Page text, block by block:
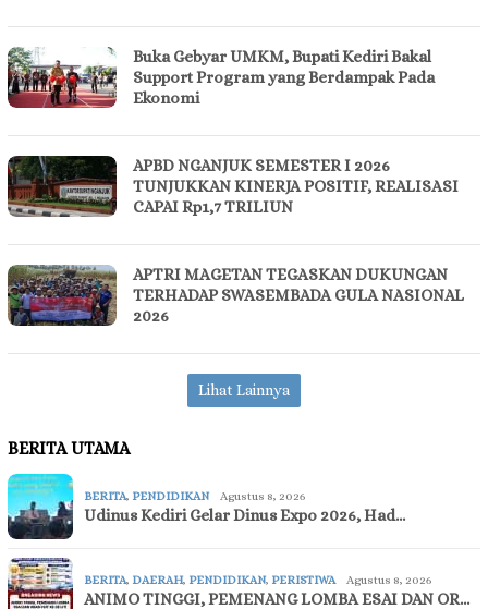
Buka Gebyar UMKM, Bupati Kediri Bakal
Support Program yang Berdampak Pada
Ekonomi
APBD NGANJUK SEMESTER I 2026
TUNJUKKAN KINERJA POSITIF, REALISASI
CAPAI Rp1,7 TRILIUN
APTRI MAGETAN TEGASKAN DUKUNGAN
TERHADAP SWASEMBADA GULA NASIONAL
2026
Lihat Lainnya
BERITA UTAMA
BERITA, PENDIDIKAN Agustus 8, 2026
Udinus Kediri Gelar Dinus Expo 2026, Had…
BERITA, DAERAH, PENDIDIKAN, PERISTIWA Agustus 8, 2026
ANIMO TINGGI, PEMENANG LOMBA ESAI DAN OR…